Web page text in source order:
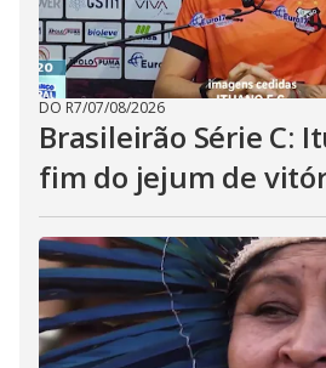
DO R7/07/08/2026
Brasileirão Série C:
fim do jejum de